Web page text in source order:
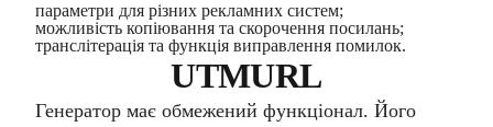
параметри для різних рекламних систем;
можливість копіювання та скорочення посилань;
транслітерація та функція виправлення помилок.
UTMURL
Генератор має обмежений функціонал. Його